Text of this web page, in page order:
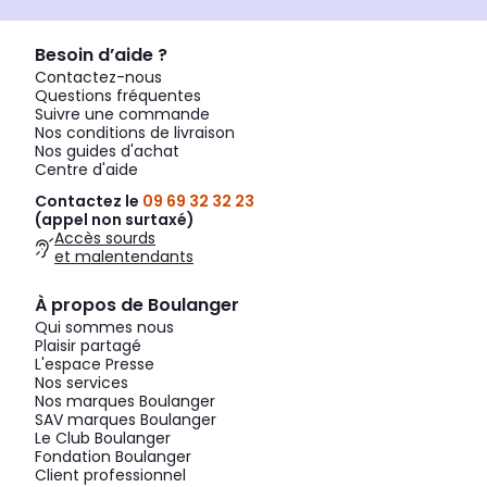
Besoin d’aide ?
Contactez-nous
Questions fréquentes
Suivre une commande
Nos conditions de livraison
Nos guides d'achat
Centre d'aide
Contactez le 09 69 32 32 23
(appel non surtaxé)
Accès sourds
et malentendants
À propos de Boulanger
Qui sommes nous
Plaisir partagé
L'espace Presse
Nos services
Nos marques Boulanger
SAV marques Boulanger
Le Club Boulanger
Fondation Boulanger
Client professionnel